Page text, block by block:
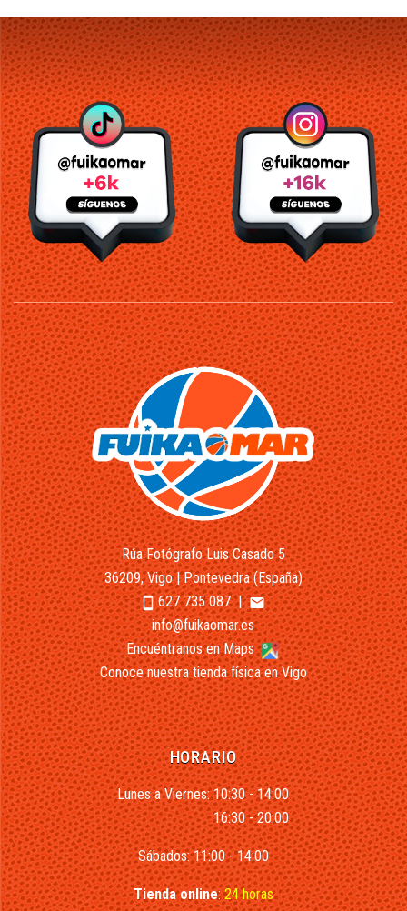
Rúa Fotógrafo Luis Casado 5
36209, Vigo | Pontevedra (España)
smartphone627 735 087|email
info@fuikaomar.es
Encuéntranos en Maps
Conoce nuestra tienda física en Vigo
HORARIO
Lunes a Viernes: 10:30 - 14:00
16:30 - 20:00
Sábados: 11:00 - 14:00
Tienda online:24 horas